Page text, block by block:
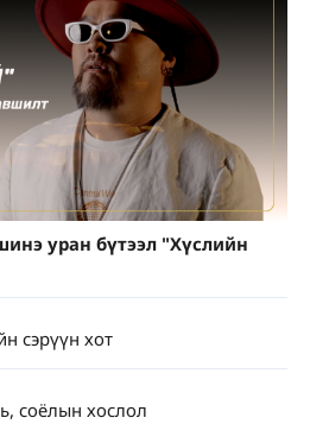
уран бүтээл "Хүслийн
сэрүүн хот
соёлын хослол